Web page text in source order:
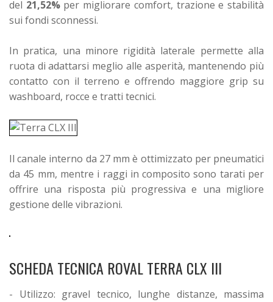
del 21,52%per migliorare comfort, trazione e stabilità
sui fondi sconnessi.
In pratica, una minore rigidità laterale permette alla
ruota di adattarsi meglio alle asperità, mantenendo più
contatto con il terreno e offrendo maggiore grip su
washboard, rocce e tratti tecnici.
Il canale interno da 27 mm è ottimizzato per pneumatici
da 45 mm, mentre i raggi in composito sono tarati per
offrire una risposta più progressiva e una migliore
gestione delle vibrazioni.
SCHEDA TECNICA ROVAL TERRA CLX III
- Utilizzo: gravel tecnico, lunghe distanze, massima